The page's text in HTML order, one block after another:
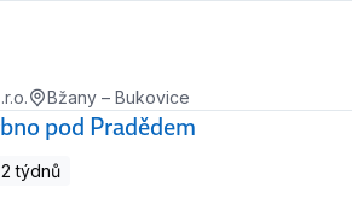
Bžany – Bukovice
pod Pradědem
týdnů